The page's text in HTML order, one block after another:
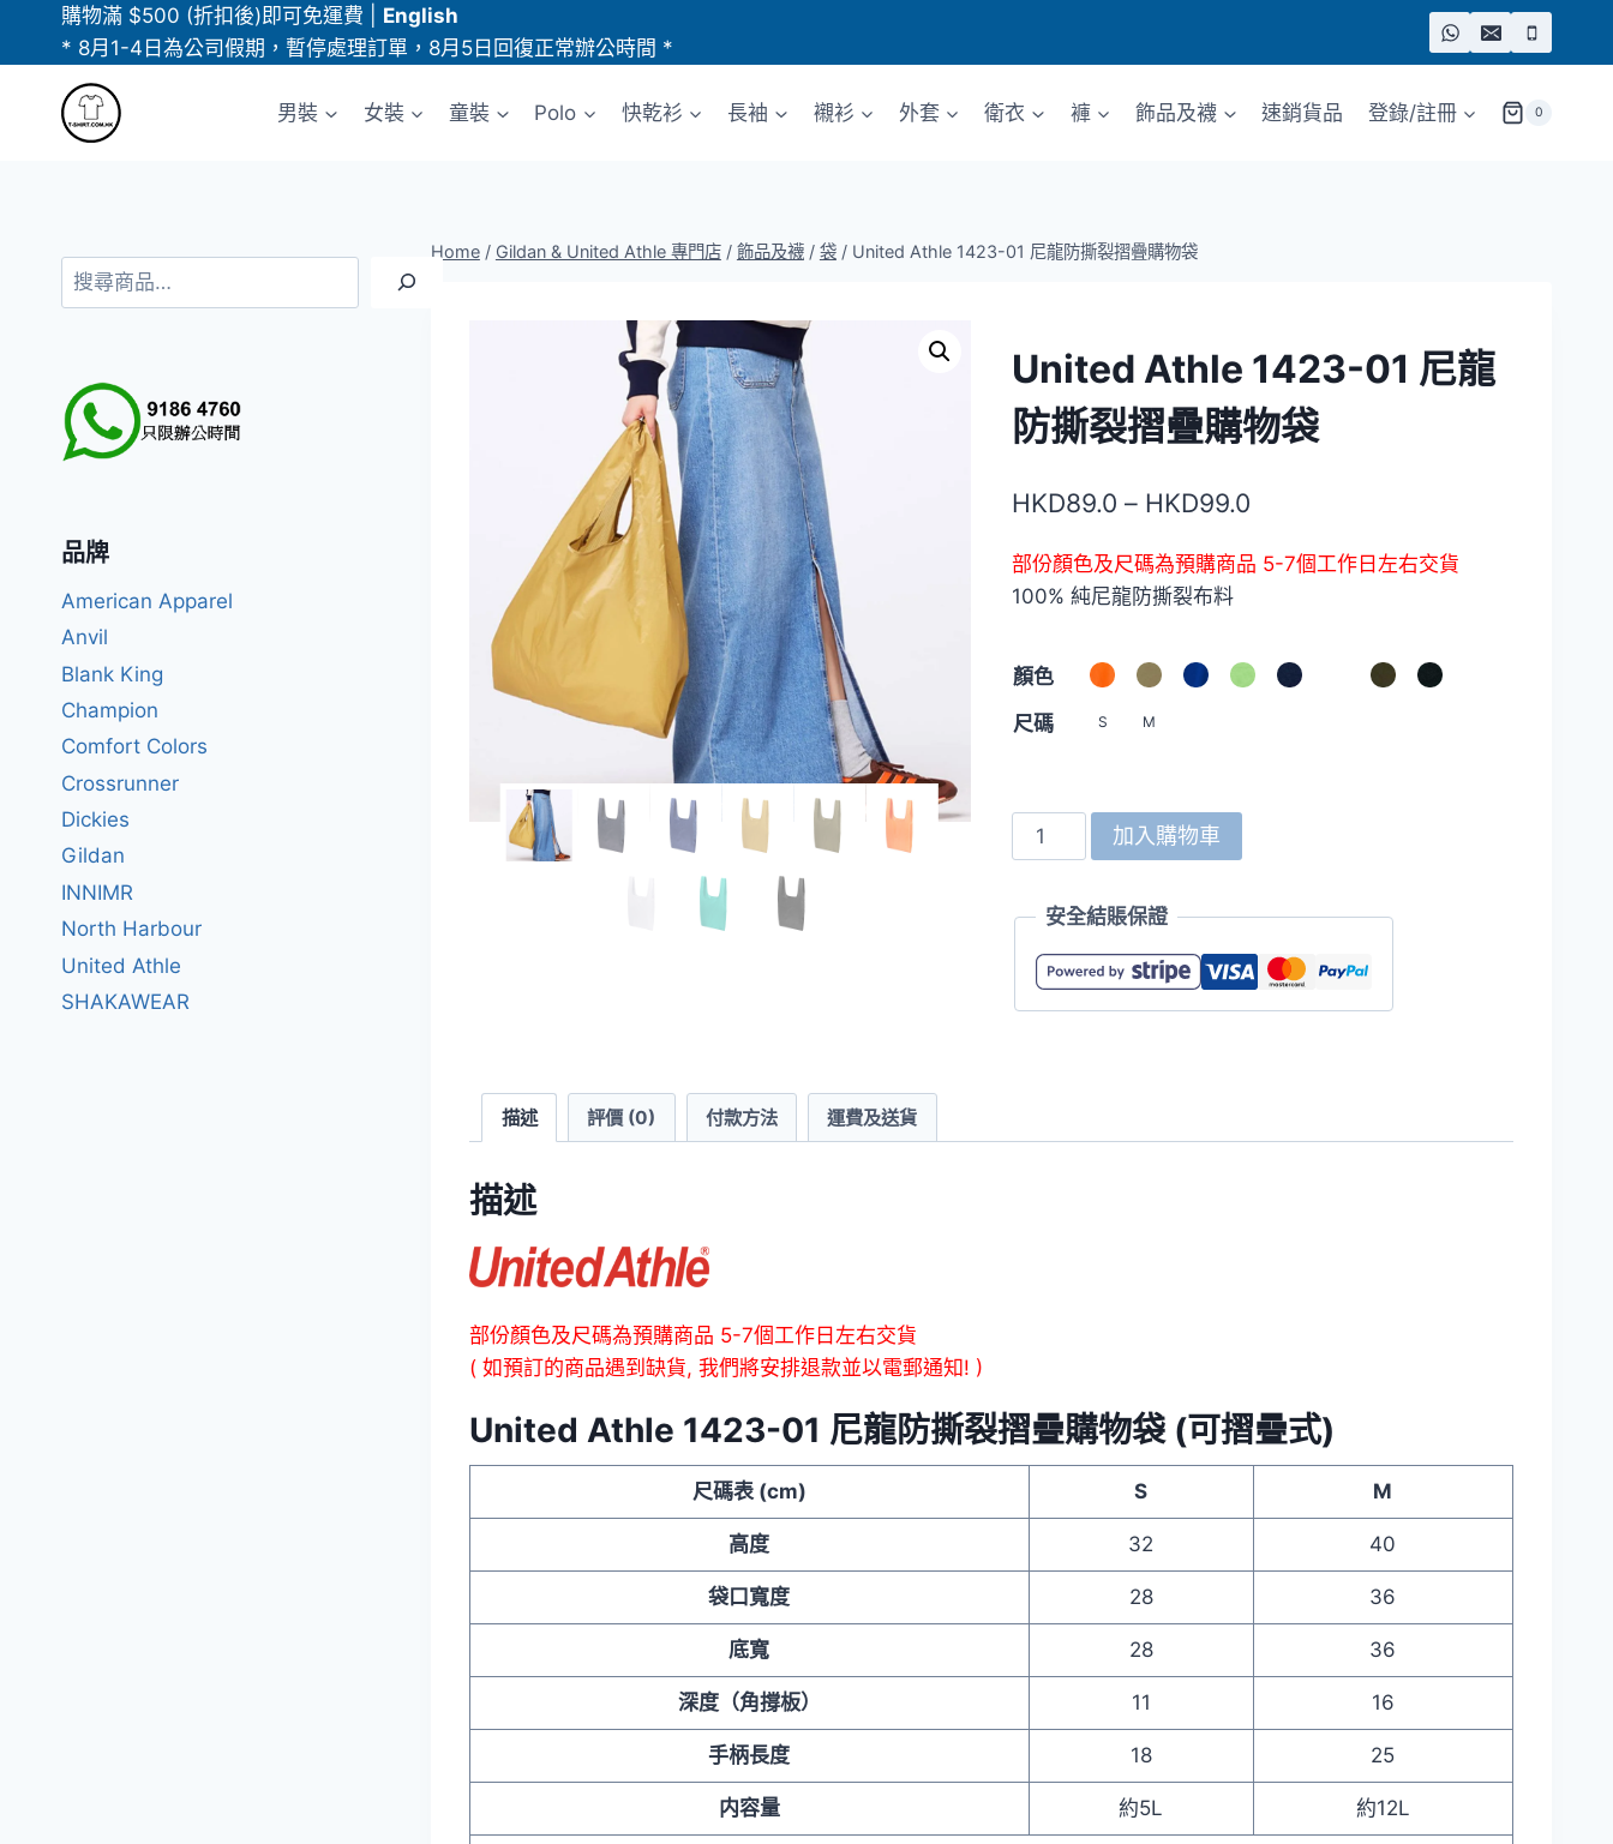
購物滿 $500 (折扣後)即可免運費
English
* 8月1-4日為公司假期，暫停處理訂單，8月5日回復正常辦公時間 *
男裝 女裝 童裝 Polo 快乾衫 長袖 襯衫 外套 衛衣 褲 飾品及襪 速銷貨品 登錄/註冊 0
Home / Gildan & United Athle 專門店 / 飾品及襪 / 袋 / United Athle 1423-01 尼龍防撕裂摺疊購物袋
United Athle 1423-01 尼龍
防撕裂摺疊購物袋
HKD89.0 – HKD99.0
範
HKD89.0
部份顏色及尺碼為預購商品 5-7個工作日左右交貨
100% 純尼龍防撕裂布料
顏色
尺碼
S M
United
Athle
01
疊
加入購物車
安全結賬保證
描述 評價 (0) 付款方法 運費及送貨
描述
部份顏色及尺碼為預購商品 5-7個工作日左右交貨
( 如預訂的商品遇到缺貨, 我們將安排退款並以電郵通知! )
United Athle 1423-01 尼龍防撕裂摺疊購物袋 (可摺疊式)
尺碼表 (cm) S M
高度 32 40
袋口寬度 28 36
底寬 28 36
深度（角撐板） 11 16
手柄長度 18 25
内容量 約5L 約12L
搜
尋
品牌
American Apparel
Anvil
Blank King
Champion
Comfort Colors
Crossrunner
Dickies
Gildan
INNIMR
North Harbour
United Athle
SHAKAWEAR